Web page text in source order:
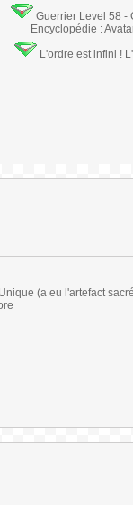
Guerrier Level 58 -
Encyclopédie :
L'ordre est infini !
(a eu l'artefact